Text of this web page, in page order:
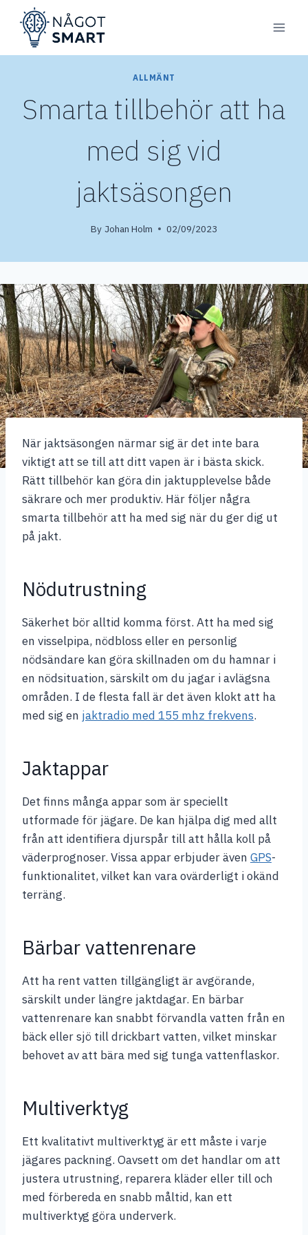
content
ALLMÄNT
Smarta tillbehör att ha
med sig vid
jaktsäsongen
By Johan Holm 02/09/2023
När jaktsäsongen närmar sig är det inte bara
viktigt att se till att ditt vapen är i bästa skick.
Rätt tillbehör kan göra din jaktupplevelse både
säkrare och mer produktiv. Här följer några
smarta tillbehör att ha med sig när du ger dig ut
på jakt.
Nödutrustning
Säkerhet bör alltid komma först. Att ha med sig
en visselpipa, nödbloss eller en personlig
nödsändare kan göra skillnaden om du hamnar i
en nödsituation, särskilt om du jagar i avlägsna
områden. I de flesta fall är det även klokt att ha
med sig en jaktradio med 155 mhz frekvens.
Jaktappar
Det finns många appar som är speciellt
utformade för jägare. De kan hjälpa dig med allt
från att identifiera djurspår till att hålla koll på
väderprognoser. Vissa appar erbjuder även GPS-
funktionalitet, vilket kan vara ovärderligt i okänd
terräng.
Bärbar vattenrenare
Att ha rent vatten tillgängligt är avgörande,
särskilt under längre jaktdagar. En bärbar
vattenrenare kan snabbt förvandla vatten från en
bäck eller sjö till drickbart vatten, vilket minskar
behovet av att bära med sig tunga vattenflaskor.
Multiverktyg
Ett kvalitativt multiverktyg är ett måste i varje
jägares packning. Oavsett om det handlar om att
justera utrustning, reparera kläder eller till och
med förbereda en snabb måltid, kan ett
multiverktyg göra underverk.